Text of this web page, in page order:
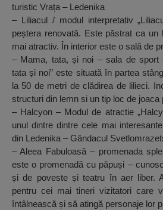
turistic Vrața – Ledenika
– Liliacul / modul interpretativ
peștera renovată. Este păstrat ca un
mai atractiv. În interior este o sală de
– Mama, tata, și noi – sala de sport
tata și noi” este situată în partea
la 50 de metri de clădirea de lilieci.
structuri din lemn si un tip loc de joaca
– Halcyon – Modul de atractie
unul dintre dintre cele mai
din Ledenika – Gândacul
– Aleea Fabuloasă – promenada
este o promenadă cu păpuși –
și de poveste și teatru în aer liber.
pentru cei mai tineri vizitatori care
întâlnească și să atingă personaje lor